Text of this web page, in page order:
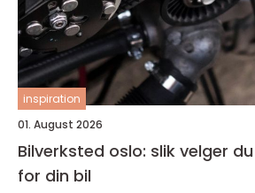
inspiration
01. August 2026
Bilverksted oslo: slik velger
for din bil